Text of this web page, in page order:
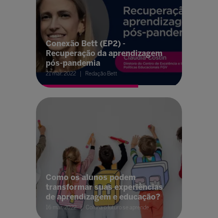
Conexão Bett (EP2) -
Recuperação da aprendizagem
pós-pandemia
21 mar. 2022 Redação Bett
Como os alunos podem
transformar suas experiências
de aprendizagem e educação?
16 mar. 2022 Coluna o futuro se aprende